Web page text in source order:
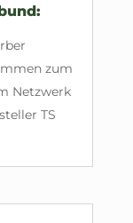
zum
Netzwerk
TS